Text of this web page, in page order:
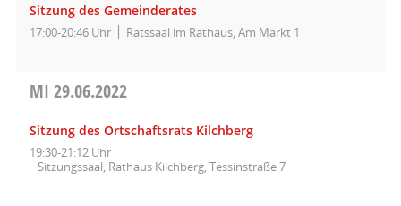
Sitzung des Gemeinderates
17:00-20:46 Uhr Ratssaal im Rathaus, Am Markt 1
MI 29.06.2022
Sitzung des Ortschaftsrats Kilchberg
19:30-21:12 Uhr
Sitzungssaal, Rathaus Kilchberg, Tessinstraße 7